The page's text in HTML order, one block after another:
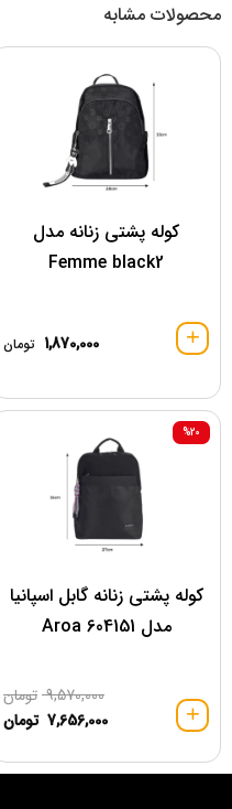
محصولات مشابه
کوله پشتی زنانه مدل
Femme black2
1,870,000 تومان
کوله پشتی زنانه گابل اسپانیا
مدل 604151 Aroa
%20
9,570,000 تومان
7,656,000 تومان